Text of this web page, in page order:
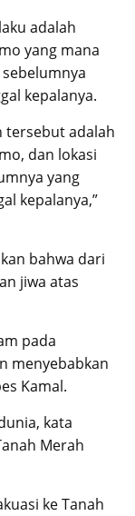
adalah
yang mana
kepalanya.
tersebut adalah
dan lokasi
yang
kepalanya,”
bahwa dari
jiwa atas
pada
menyebabkan
Kamal.
kata
Merah
ke Tanah